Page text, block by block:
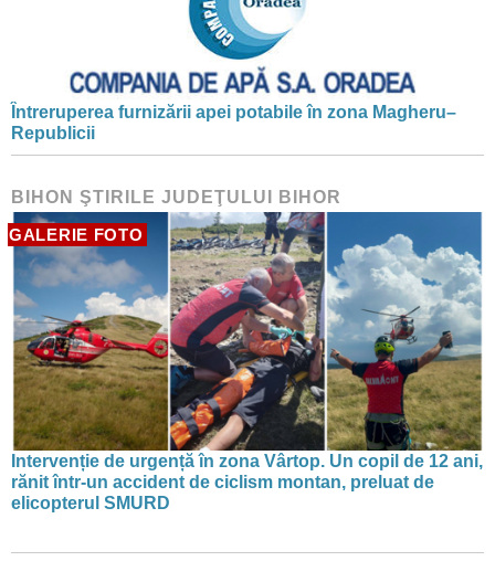
Întreruperea furnizării apei potabile în zona Magheru–
Republicii
BIHON ŞTIRILE JUDEŢULUI BIHOR
GALERIE FOTO
Intervenție de urgență în zona Vârtop. Un copil de 12 ani,
rănit într-un accident de ciclism montan, preluat de
elicopterul SMURD